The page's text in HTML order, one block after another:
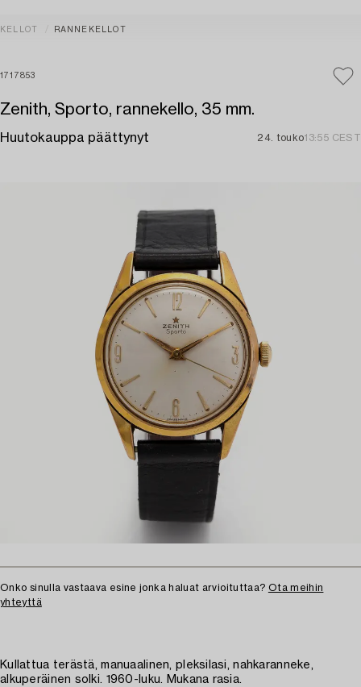
KELLOT RANNEKELLOT
1717853
Zenith, Sporto, rannekello, 35 mm.
Huutokauppa päättynyt 24. touko13:55 CEST
Onko sinulla vastaava esine jonka haluat arvioituttaa? Ota meihin
yhteyttä
Kullattua terästä, manuaalinen, pleksilasi, nahkaranneke,
alkuperäinen solki. 1960-luku. Mukana rasia.